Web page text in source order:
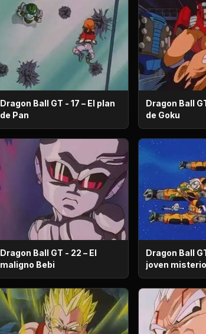
Dragon Ball GT - 17 – El plan
de Pan
Dragon Ball
de Goku
Dragon Ball GT - 22 – El
maligno Bebi
Dragon Ball
joven misterioso de la
naufragada